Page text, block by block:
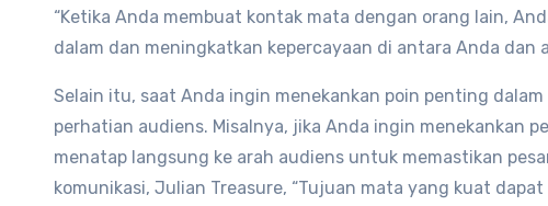
“Ketika Anda membuat kontak mata dengan orang lain,
dalam dan meningkatkan kepercayaan di antara Anda dan
Selain itu, saat Anda ingin menekankan poin penting
perhatian audiens. Misalnya, jika Anda ingin menekankan
menatap langsung ke arah audiens untuk memastikan
komunikasi, Julian Treasure, “Tujuan mata yang kuat